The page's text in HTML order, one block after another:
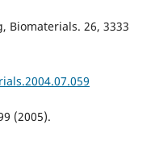
Biomaterials. 26, 3333
(2005).